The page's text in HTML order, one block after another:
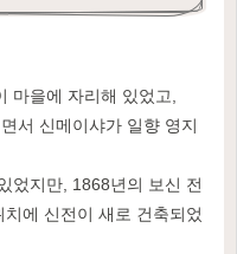
마을에 자리해 있었고,
서 신메이샤가 일향 영지
었지만, 1868년의 보신 전
에 신전이 새로 건축되었